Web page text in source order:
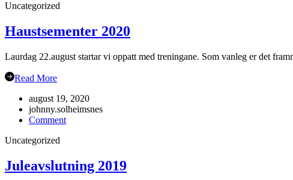
19.sept
Uncategorized
Haustsementer 2020
Laurdag 22.august startar vi oppatt med treningane. Som vanleg er det
Read More
august 19, 2020
johnny.solheimsnes
Commenton
Uncategorized
Juleavslutning 2019